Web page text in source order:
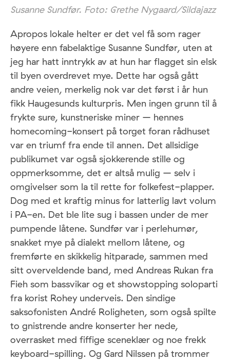
Susanne Sundfør. Foto: Grethe Nygaard/Sildajazz
Apropos lokale helter er det vel få som rager
høyere enn fabelaktige Susanne Sundfør, uten at
jeg har hatt inntrykk av at hun har flagget sin elsk
til byen overdrevet mye. Dette har også gått
andre veien, merkelig nok var det først i år hun
fikk Haugesunds kulturpris. Men ingen grunn til å
frykte sure, kunstneriske miner – hennes
homecoming-konsert på torget foran rådhuset
var en triumf fra ende til annen. Det allsidige
publikumet var også sjokkerende stille og
oppmerksomme, det er altså mulig – selv i
omgivelser som la til rette for folkefest-plapper.
Dog med et kraftig minus for latterlig lavt volum
i PA-en. Det ble lite sug i bassen under de mer
pumpende låtene. Sundfør var i perlehumør,
snakket mye på dialekt mellom låtene, og
fremførte en skikkelig hitparade, sammen med
sitt overveldende band, med Andreas Rukan fra
Fieh som bassvikar og et showstopping soloparti
fra korist Rohey underveis. Den sindige
saksofonisten André Roligheten, som også spilte
to gnistrende andre konserter her nede,
overrasket med fiffige sceneklær og noe frekk
keyboard-spilling. Og Gard Nilssen på trommer